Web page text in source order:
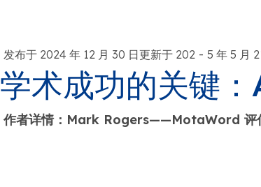
发布于 2024 年 12 月 30 日更新于 202 - 5 年 5 月
学术成功的关键
作者详情：Mark Rogers——MotaWord 评